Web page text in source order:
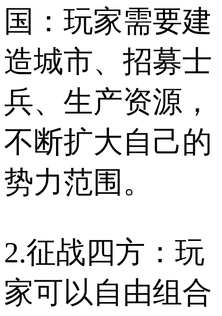
国：玩家需要建
造城市、招募士
兵、生产资源，
不断扩大自己的
势力范围。
2.征战四方：玩
家可以自由组合